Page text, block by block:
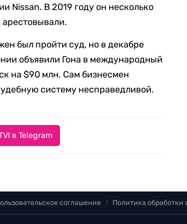
Nissan. В 2019 году он несколько
арестовывали.
был пройти суд, но в декабре
объявили Гона в международный
на $90 млн. Сам бизнесмен
систему несправедливой.
в Telegram
соглашение Политика